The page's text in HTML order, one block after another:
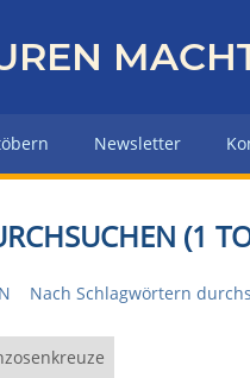
Newsletter
(1
Nach Schlagwörtern